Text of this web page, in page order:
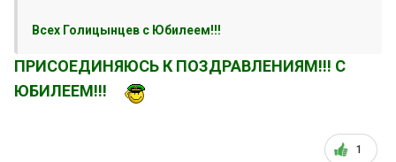
Всех Голицынцев с Юбилеем!!!
ПРИСОЕДИНЯЮСЬ К ПОЗДРАВЛЕНИЯМ!!! С
ЮБИЛЕЕМ!!!
1